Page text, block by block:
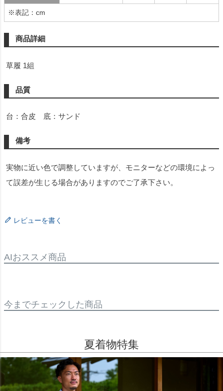
※表記：cm
商品詳細
草履 1組
品質
台：合皮 底：サンド
備考
実物に近い色で調整していますが、モニターなどの環境によっ
て誤差が生じる場合がありますのでご了承下さい。
レビューを書く
AIおススメ商品
今までチェックした商品
夏着物特集